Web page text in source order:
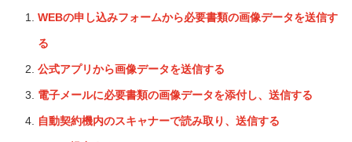
WEBの申し込みフォームから必要書類の画像データを送信す
る
公式アプリから画像データを送信する
電子メールに必要書類の画像データを添付し、送信する
自動契約機内のスキャナーで読み取り、送信する